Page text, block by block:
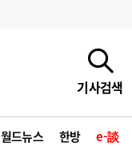
기사검색
월드뉴스 한방 e-談